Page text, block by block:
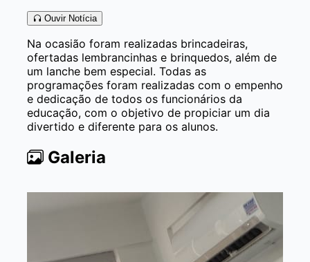
Ouvir Notícia
Na ocasião foram realizadas brincadeiras,
ofertadas lembrancinhas e brinquedos, além de
um lanche bem especial. Todas as
programações foram realizadas com o empenho
e dedicação de todos os funcionários da
educação, com o objetivo de propiciar um dia
divertido e diferente para os alunos.
Galeria